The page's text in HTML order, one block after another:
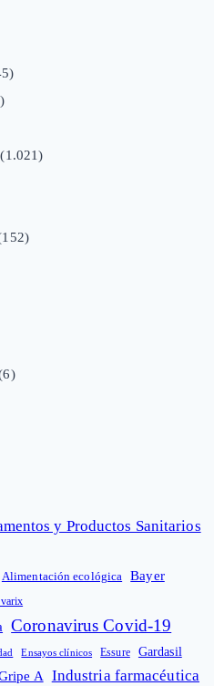
(1.021)
y Productos Sanitarios
Alimentación ecológica Bayer
Coronavirus Covid-19
Ensayos clínicos Essure Gardasil
A Industria farmacéutica